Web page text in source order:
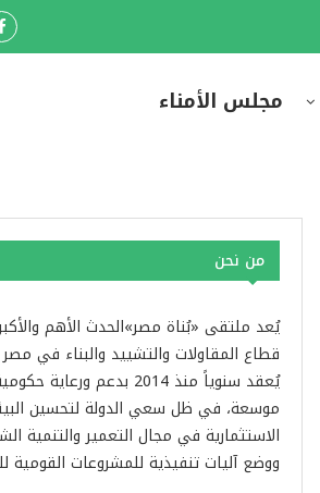
مجلس الأمناء
من نحن
يُعد ملتقى «بُناة مصر»الحدث الأهم
قطاع المقاولات والتشييد والبناء في
يُعقد سنوياً منذ 2014 بدعم ورعاية
موسعة، في ظل سعي الدولة لتحسين
الاستثمارية في مجال التعمير والتنمية
ووضع آليات تنفيذية للمشروعات القومية